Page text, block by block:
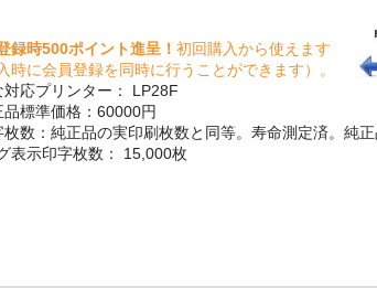
録時500ポイント進呈！ 初回購入から使えます
時に会員登録を同時に行うことができます）。
対応プリンター： LP28F
品標準価格：60000円
枚数：純正品の実印刷枚数と同等。寿命測定済。純正
表示印字枚数： 15,000枚